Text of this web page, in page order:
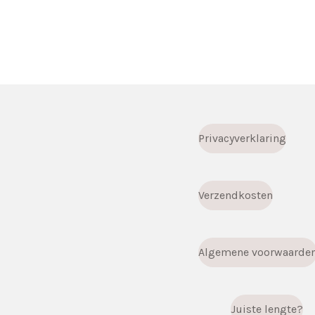
Privacyverklaring
Verzendkosten
Algemene
Juiste lengte?